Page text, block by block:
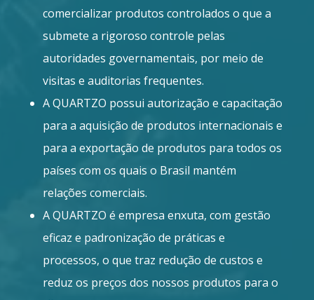
comercializar produtos controlados o que a
submete a rigoroso controle pelas
autoridades governamentais, por meio de
visitas e auditorias frequentes.
A QUARTZO possui autorização e capacitação
para a aquisição de produtos internacionais e
para a exportação de produtos para todos os
países com os quais o Brasil mantém
relações comerciais.
A QUARTZO é empresa enxuta, com gestão
eficaz e padronização de práticas e
processos, o que traz redução de custos e
reduz os preços dos nossos produtos para o